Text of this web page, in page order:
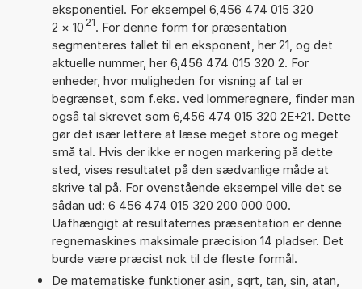
eksponentiel. For eksempel 6,456 474 015 320
2 × 10 21. For denne form for præsentation
segmenteres tallet til en eksponent, her 21, og det
aktuelle nummer, her 6,456 474 015 320 2. For
enheder, hvor muligheden for visning af tal er
begrænset, som f.eks. ved lommeregnere, finder man
også tal skrevet som 6,456 474 015 320 2E+21. Dette
gør det især lettere at læse meget store og meget
små tal. Hvis der ikke er nogen markering på dette
sted, vises resultatet på den sædvanlige måde at
skrive tal på. For ovenstående eksempel ville det se
sådan ud: 6 456 474 015 320 200 000 000.
Uafhængigt at resultaternes præsentation er denne
regnemaskines maksimale præcision 14 pladser. Det
burde være præcist nok til de fleste formål.
De matematiske funktioner asin, sqrt, tan, sin, atan,